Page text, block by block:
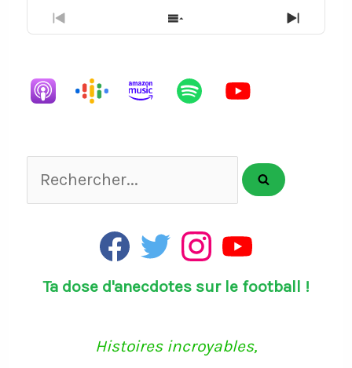
Previous
Episode
Show
Episodes
Next
Episode
Rechercher...
F
a
e
T
t
I
n
t
m
Y
T
Ta dose d'anecdotes sur le football !
Histoires incroyables,